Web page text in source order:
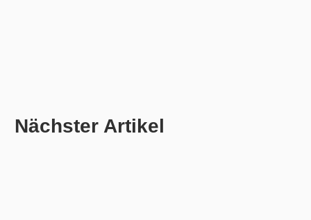
Nächster Artikel